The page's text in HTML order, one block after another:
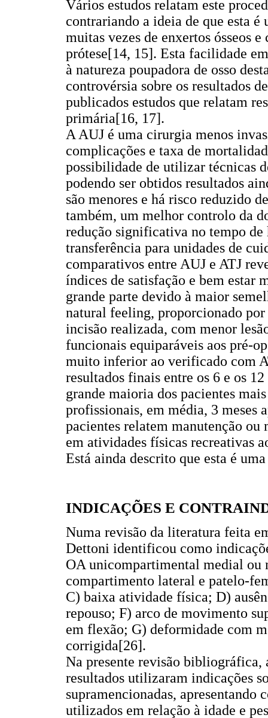
Vários estudos relatam este
contrariando a ideia de que esta
muitas vezes de enxertos ósseos
prótese[14, 15]. Esta facilidade
à natureza poupadora de osso
controvérsia sobre os resultados
publicados estudos que relatam
primária[16, 17].
A AUJ é uma cirurgia menos
complicações e taxa de
possibilidade de utilizar técnicas
podendo ser obtidos resultados
são menores e há risco reduzido
também, um melhor controlo da
redução significativa no tempo
transferência para unidades de
comparativos entre AUJ e ATJ
índices de satisfação e bem estar
grande parte devido à maior
natural feeling, proporcionado por
incisão realizada, com menor
funcionais equiparáveis aos pré-
muito inferior ao verificado com
resultados finais entre os 6 e os
grande maioria dos pacientes
profissionais, em média, 3 meses
pacientes relatem manutenção
em atividades físicas recreativas
Está ainda descrito que esta é
INDICAÇÕES E
Numa revisão da literatura feita
Dettoni identificou como
OA unicompartimental medial ou
compartimento lateral e patelo-
C) baixa atividade física; D)
repouso; F) arco de movimento
em flexão; G) deformidade com
corrigida[26].
Na presente revisão bibliográfica,
resultados utilizaram indicações
supramencionadas,
utilizados em relação à idade e